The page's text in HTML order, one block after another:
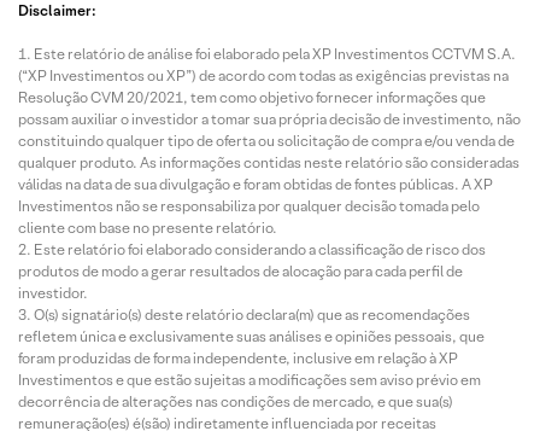
Disclaimer:
Este relatório de análise foi elaborado pela XP Investimentos CCTVM S.A.
(“XP Investimentos ou XP”) de acordo com todas as exigências previstas na
Resolução CVM 20/2021, tem como objetivo fornecer informações que
possam auxiliar o investidor a tomar sua própria decisão de investimento, não
constituindo qualquer tipo de oferta ou solicitação de compra e/ou venda de
qualquer produto. As informações contidas neste relatório são consideradas
válidas na data de sua divulgação e foram obtidas de fontes públicas. A XP
Investimentos não se responsabiliza por qualquer decisão tomada pelo
cliente com base no presente relatório.
Este relatório foi elaborado considerando a classificação de risco dos
produtos de modo a gerar resultados de alocação para cada perfil de
investidor.
O(s) signatário(s) deste relatório declara(m) que as recomendações
refletem única e exclusivamente suas análises e opiniões pessoais, que
foram produzidas de forma independente, inclusive em relação à XP
Investimentos e que estão sujeitas a modificações sem aviso prévio em
decorrência de alterações nas condições de mercado, e que sua(s)
remuneração(es) é(são) indiretamente influenciada por receitas